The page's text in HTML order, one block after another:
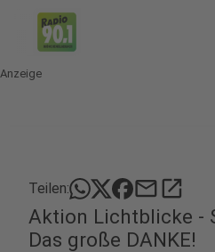
Anzeige
Teilen: mailopen_in_new
Aktion Lichtblicke -
Das große DANKE!